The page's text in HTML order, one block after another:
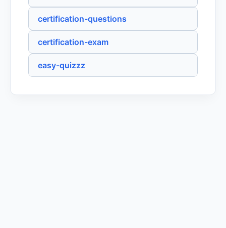
certification-questions
certification-exam
easy-quizzz